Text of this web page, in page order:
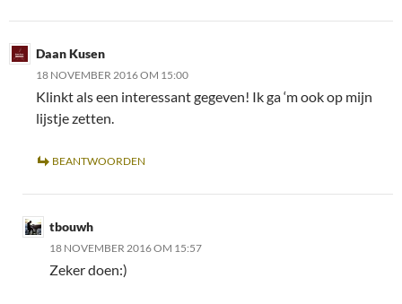
Daan Kusen
18 NOVEMBER 2016 OM 15:00
Klinkt als een interessant gegeven! Ik ga ‘m ook op mijn
lijstje zetten.
BEANTWOORDEN
tbouwh
18 NOVEMBER 2016 OM 15:57
Zeker doen:)